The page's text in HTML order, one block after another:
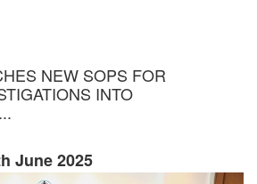
NEW SOPS FOR
INTO
June 2025